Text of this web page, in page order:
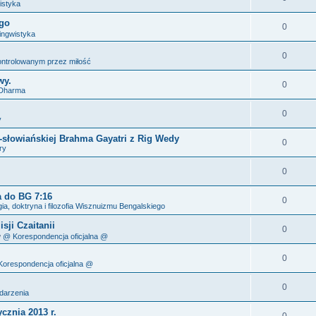
0
przez miłość
0
0
0
Brahma Gayatri z Rig Wedy 0
0
do BG 7:16
doktryna i filozofia Wisznuizmu Bengalskiego
0
Czaitanii
@ Korespondencja oficjalna @
0
oficjalna @
0
0
2013 r.